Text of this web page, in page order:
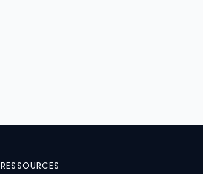
RESSOURCES